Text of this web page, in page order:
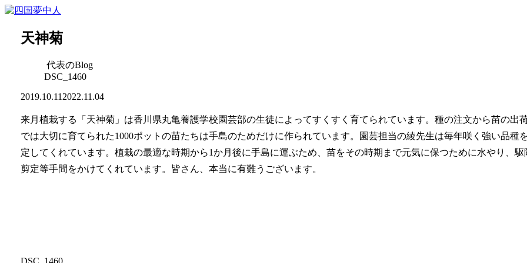
天神菊
代表のBlog
DSC_1460
2019.10.11 2022.11.04
来月植栽する「天神菊」は香川県丸亀養護学校園芸部の生徒によってすくすく育てられています。種の注文から苗の出
では大切に育てられた1000ポットの苗たちは手島のためだけに作られています。園芸担当の綾先生は毎年咲く強い品種
定してくれています。植栽の最適な時期から1か月後に手島に運ぶため、苗をその時期まで元気に保つために水やり、駆
剪定等手間をかけてくれています。皆さん、本当に有難うございます。